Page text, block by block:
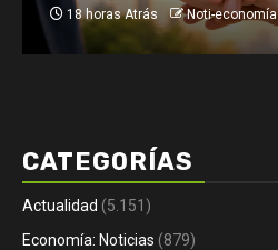
18 horas Atrás Noti-economía
CATEGORÍAS
Actualidad (5.151)
Economía: Noticias (879)